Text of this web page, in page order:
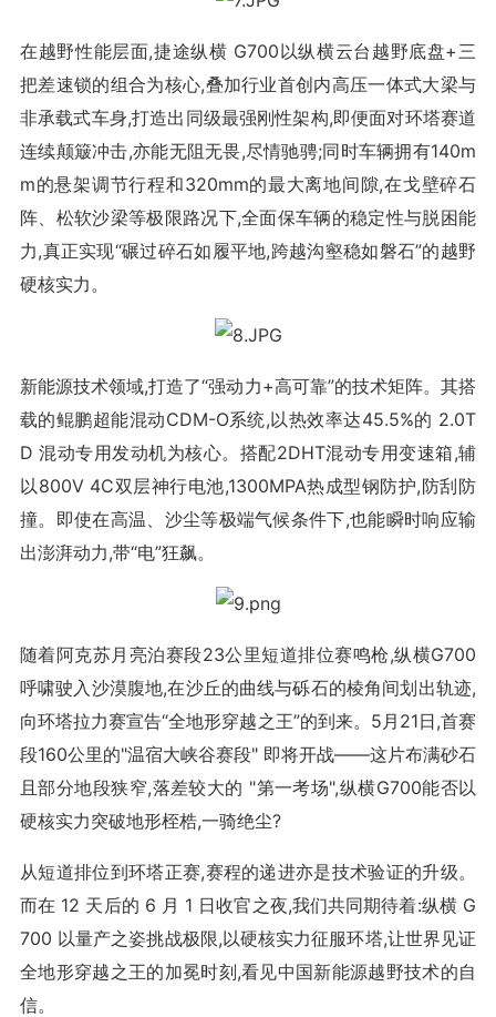
在越野性能层面,捷途纵横 G700以纵横云台越野底盘+三
把差速锁的组合为核心,叠加行业首创内高压一体式大梁与
非承载式车身,打造出同级最强刚性架构,即便面对环塔赛道
连续颠簸冲击,亦能无阻无畏,尽情驰骋;同时车辆拥有140m
m的悬架调节行程和320mm的最大离地间隙,在戈壁碎石
阵、松软沙梁等极限路况下,全面保车辆的稳定性与脱困能
力,真正实现“碾过碎石如履平地,跨越沟壑稳如磐石”的越野
硬核实力。
新能源技术领域,打造了“强动力+高可靠”的技术矩阵。其搭
载的鲲鹏超能混动CDM-O系统,以热效率达45.5%的 2.0T
D 混动专用发动机为核心。搭配2DHT混动专用变速箱,辅
以800V 4C双层神行电池,1300MPA热成型钢防护,防刮防
撞。即使在高温、沙尘等极端气候条件下,也能瞬时响应输
出澎湃动力,带“电”狂飙。
随着阿克苏月亮泊赛段23公里短道排位赛鸣枪,纵横G700
呼啸驶入沙漠腹地,在沙丘的曲线与砾石的棱角间划出轨迹,
向环塔拉力赛宣告“全地形穿越之王”的到来。5月21日,首赛
段160公里的"温宿大峡谷赛段" 即将开战——这片布满砂石
且部分地段狭窄,落差较大的 "第一考场",纵横G700能否以
硬核实力突破地形桎梏,一骑绝尘?
从短道排位到环塔正赛,赛程的递进亦是技术验证的升级。
而在 12 天后的 6 月 1 日收官之夜,我们共同期待着:纵横 G
700 以量产之姿挑战极限,以硬核实力征服环塔,让世界见证
全地形穿越之王的加冕时刻,看见中国新能源越野技术的自
信。